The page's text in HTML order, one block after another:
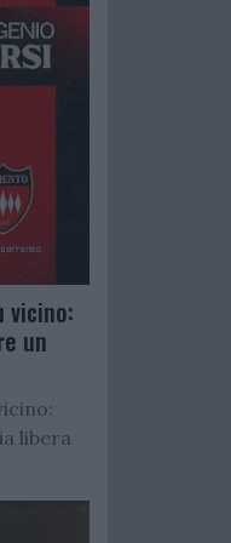
vicino:
un
libera